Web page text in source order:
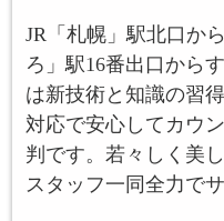
JR「札幌」駅北口か
ろ」駅16番出口から
は新技術と知識の習
対応で安心してカウ
判です。若々しく美
スタッフ一同全力で